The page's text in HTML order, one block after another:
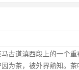
古道滇西段上的一个
为茶，被外界熟知。